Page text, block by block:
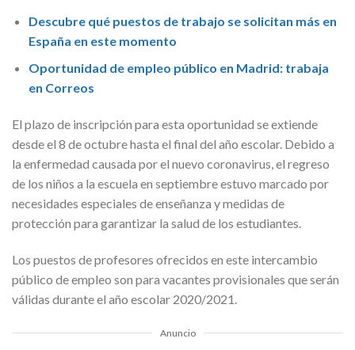
Descubre qué puestos de trabajo se solicitan más en
España en este momento
Oportunidad de empleo público en Madrid: trabaja
en Correos
El plazo de inscripción para esta oportunidad se extiende
desde el 8 de octubre hasta el final del año escolar. Debido a
la enfermedad causada por el nuevo coronavirus, el regreso
de los niños a la escuela en septiembre estuvo marcado por
necesidades especiales de enseñanza y medidas de
protección para garantizar la salud de los estudiantes.
Los puestos de profesores ofrecidos en este intercambio
público de empleo son para vacantes provisionales que serán
válidas durante el año escolar 2020/2021.
Anuncio